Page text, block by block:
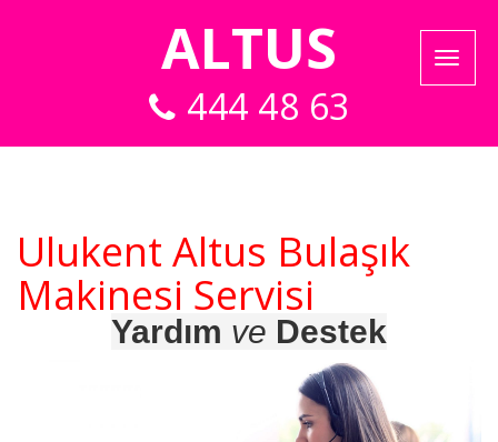
ALTUS
444 48 63
Ulukent Altus Bulaşık
Makinesi Servisi
Yardım ve Destek